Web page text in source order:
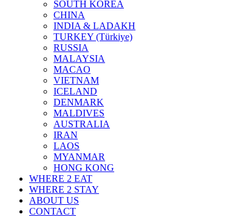
SOUTH KOREA
CHINA
INDIA & LADAKH
TURKEY (Türkiye)
RUSSIA
MALAYSIA
MACAO
VIETNAM
ICELAND
DENMARK
MALDIVES
AUSTRALIA
IRAN
LAOS
MYANMAR
HONG KONG
WHERE 2 EAT
WHERE 2 STAY
ABOUT US
CONTACT